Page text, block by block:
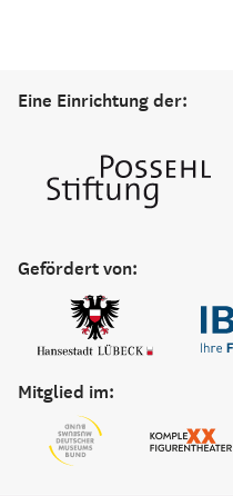
Eine Einrichtung der:
Gefördert von:
Mitglied im: